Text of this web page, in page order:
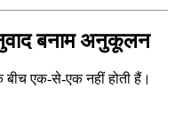
बनाम अनुकूलन
बीच एक-से-एक नहीं होती हैं।